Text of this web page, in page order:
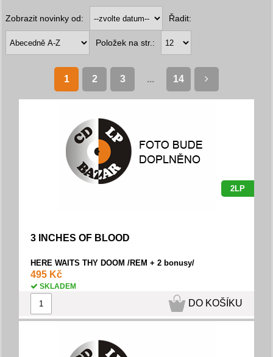
Zobrazit novinky od: Řadit:
Položek na str.:
1 2 3 ... 14
2LP
3 INCHES OF BLOOD
HERE WAITS THY DOOM /REM + 2 bonusy/
495 Kč
SKLADEM
DO KOŠÍKU